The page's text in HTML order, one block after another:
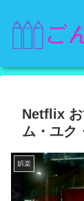
Netflix お
ム・ユク
娯楽